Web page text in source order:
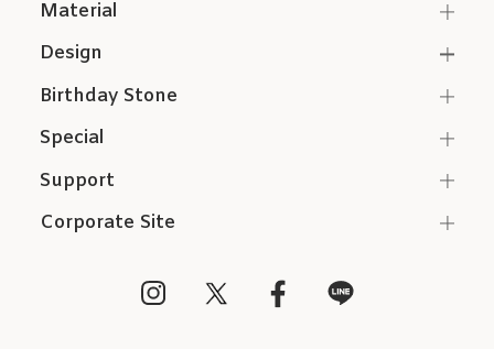
Support
Corporate Site
Material
Design
Birthday Stone
Special